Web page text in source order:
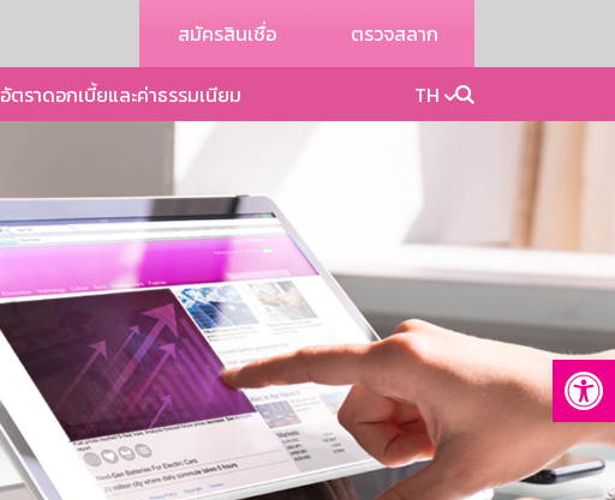
สมัครสินเชื่อ ตรวจสลาก
อัตราดอกเบี้ยและค่าธรรมเนียม TH